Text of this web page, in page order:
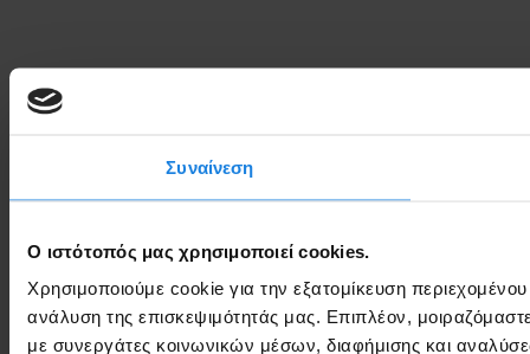
Συναίνεση
Ο ιστότοπός μας χρησιμοποιεί cookies.
Χρησιμοποιούμε cookie για την εξατομίκευση
ανάλυση της επισκεψιμότητάς μας. Επιπλέον,
με συνεργάτες κοινωνικών μέσων, διαφήμισης και